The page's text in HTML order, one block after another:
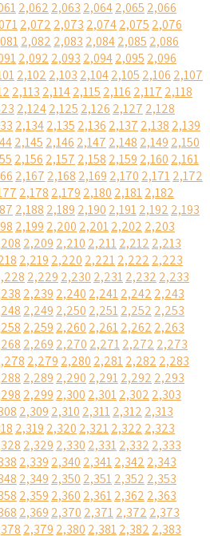
2,062 2,063 2,0642,065 2,066
2,072 2,073 2,0742,075 2,076
2,082 2,083 2,0842,085 2,086
2,092 2,093 2,0942,095 2,096
2,102 2,103 2,1042,105 2,106 2,107
2,113 2,1142,115 2,116 2,117 2,118
2,1242,125 2,126 2,127 2,128
2,1342,135 2,136 2,137 2,138 2,139
2,145 2,146 2,147 2,148 2,149 2,150
2,156 2,157 2,158 2,159 2,160 2,161
2,167 2,168 2,169 2,170 2,1712,172
2,178 2,179 2,180 2,1812,182
2,188 2,189 2,190 2,1912,192 2,193
2,199 2,200 2,2012,202 2,203
2,209 2,210 2,2112,212 2,213
2,219 2,220 2,2212,222 2,223
2,229 2,230 2,2312,232 2,233
2,239 2,240 2,2412,242 2,243
2,249 2,250 2,2512,252 2,253
2,259 2,260 2,2612,262 2,263
2,269 2,270 2,2712,272 2,273
2,279 2,280 2,2812,282 2,283
2,289 2,290 2,2912,292 2,293
2,299 2,300 2,3012,302 2,303
2,309 2,310 2,3112,312 2,313
2,319 2,320 2,3212,322 2,323
2,329 2,330 2,3312,332 2,333
2,339 2,340 2,3412,342 2,343
2,349 2,350 2,3512,352 2,353
2,359 2,360 2,3612,362 2,363
2,369 2,370 2,3712,372 2,373
2,379 2,380 2,3812,382 2,383